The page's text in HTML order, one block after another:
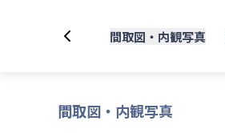
間取図・内観写真
間取図・内観写真